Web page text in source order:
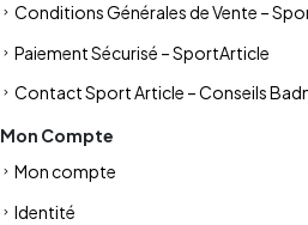
Conditions Générales de Vente –
Paiement Sécurisé – SportArticle
Contact Sport Article – Conseils
Mon Compte
Mon compte
Identité